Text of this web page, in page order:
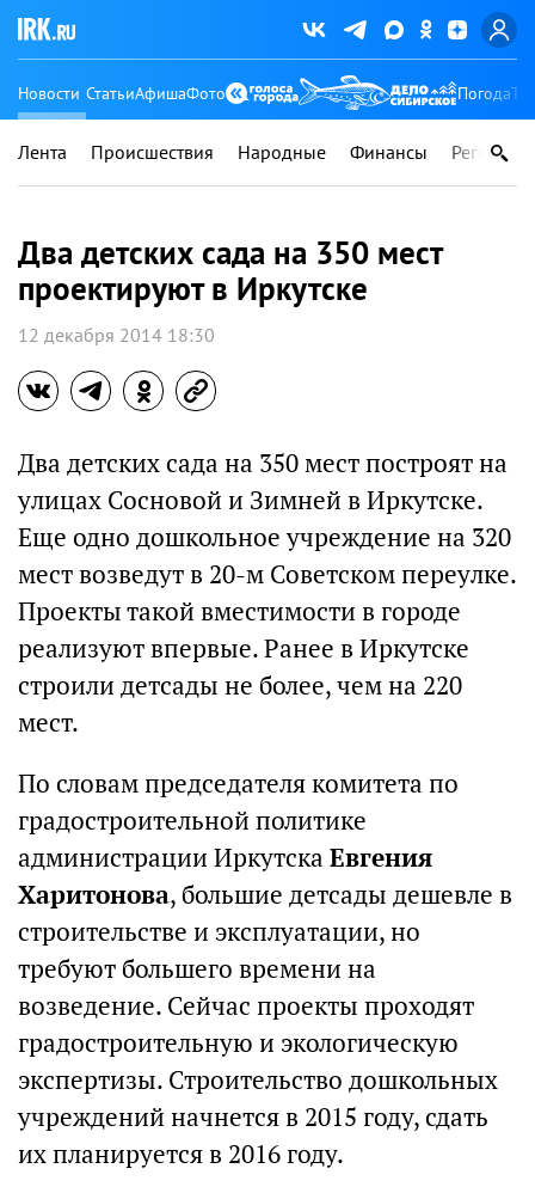
Новости СтатьиАфишаФото Погода
Лента Происшествия Народные Финансы Регионы
Два детских сада на 350 мест
проектируют в Иркутске
12 декабря 2014 18:30
Два детских сада на 350 мест построят на
улицах Сосновой и Зимней в Иркутске.
Еще одно дошкольное учреждение на 320
мест возведут в 20-м Советском переулке.
Проекты такой вместимости в городе
реализуют впервые. Ранее в Иркутске
строили детсады не более, чем на 220
мест.
По словам председателя комитета по
градостроительной политике
администрации Иркутска Евгения
Харитонова, большие детсады дешевле в
строительстве и эксплуатации, но
требуют большего времени на
возведение. Сейчас проекты проходят
градостроительную и экологическую
экспертизы. Строительство дошкольных
учреждений начнется в 2015 году, сдать
их планируется в 2016 году.